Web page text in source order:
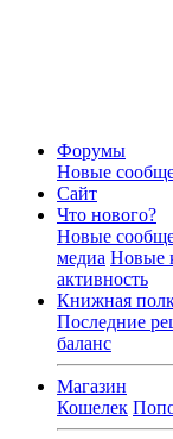
Форумы
Новые
Сайт
Что нового?
Новые
медиа Новые
активность
Книжная
Последние
баланс
Магазин
Кошелек